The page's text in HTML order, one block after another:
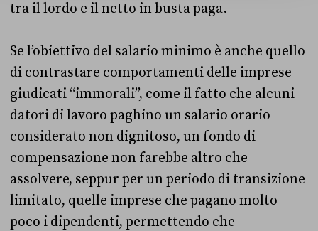
tra il lordo e il netto in busta paga.
Se l’obiettivo del salario minimo è anche quello
di contrastare comportamenti delle imprese
giudicati “immorali”, come il fatto che alcuni
datori di lavoro paghino un salario orario
considerato non dignitoso, un fondo di
compensazione non farebbe altro che
assolvere, seppur per un periodo di transizione
limitato, quelle imprese che pagano molto
poco i dipendenti, permettendo che